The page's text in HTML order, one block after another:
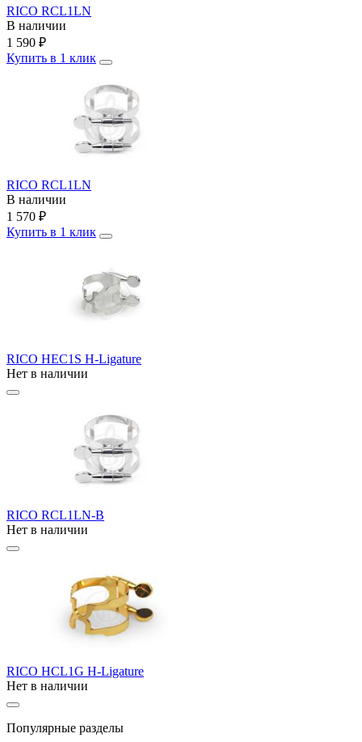
RICO RCL1LN
В наличии
1 590 ₽
Купить в 1 клик
RICO RCL1LN
В наличии
1 570 ₽
Купить в 1 клик
RICO HEC1S H-Ligature
Нет в наличии
RICO RCL1LN-B
Нет в наличии
RICO HCL1G H-Ligature
Нет в наличии
Популярные разделы